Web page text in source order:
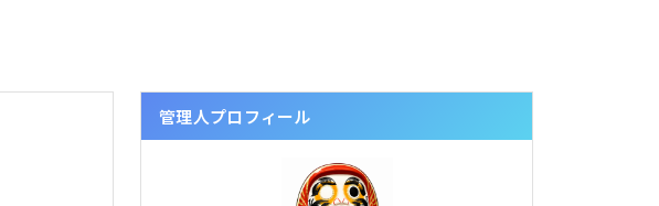
管理人プロフィール